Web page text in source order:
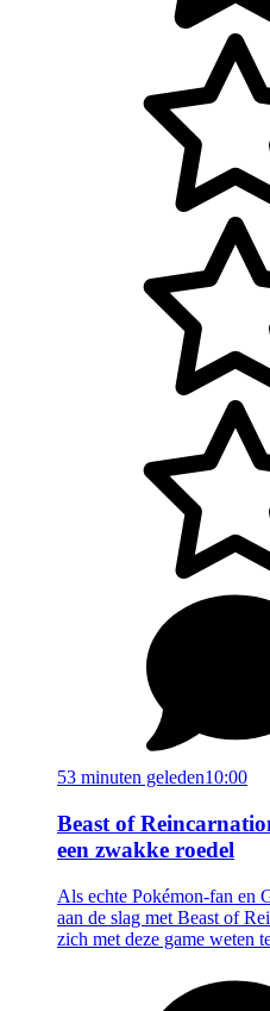
53 minuten geleden10:00
Beast of
een zwakke roedel
Als echte Pokémon-fan en
aan de slag met Beast of
zich met deze game weten